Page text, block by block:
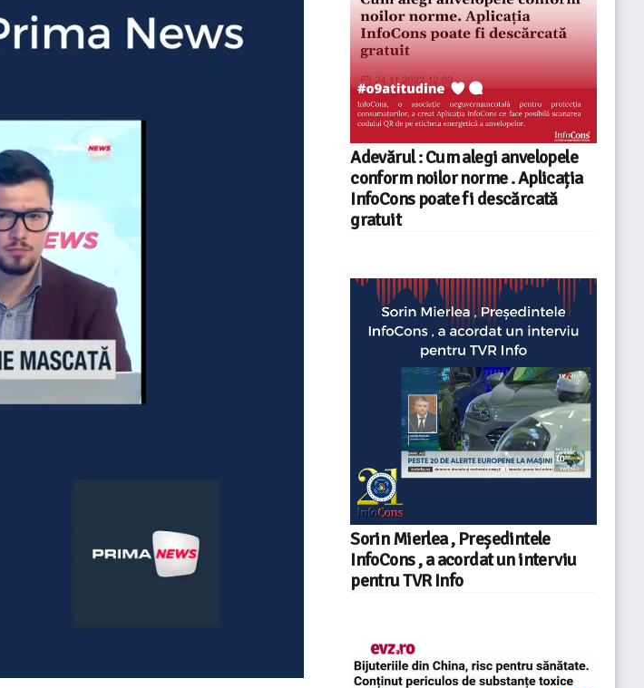
Adevărul : Cum alegi anvelopele
conform noilor norme . Aplicația
InfoCons poate fi descărcată
gratuit
Sorin Mierlea , Președintele
InfoCons , a acordat un interviu
pentru TVR Info